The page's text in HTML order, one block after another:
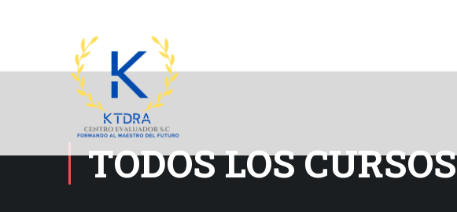
TODOS LOS CURSOS